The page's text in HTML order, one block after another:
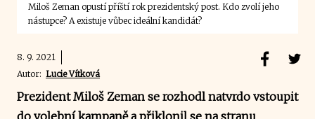
Miloš Zeman opustí příští rok prezidentský post. Kdo zvolí jeho
nástupce? A existuje vůbec ideální kandidát?
8. 9. 2021
Autor: Lucie Vítková
Prezident Miloš Zeman se rozhodl natvrdo vstoupit
do volební kampaně a přiklonil se na stranu